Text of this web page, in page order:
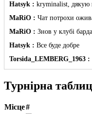
Hatsyk : kryminalist,
MaRiO : Чат потрохи
MaRiO : Знов у клубі
Hatsyk : Все буде добре
Torsida_LEMBERG_1963 :
SVAT :Всім привіт! Я так
Турнірна
Місце#